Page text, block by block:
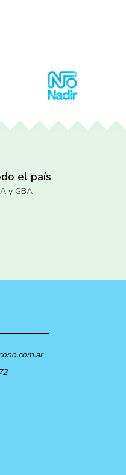
el país
y GBA